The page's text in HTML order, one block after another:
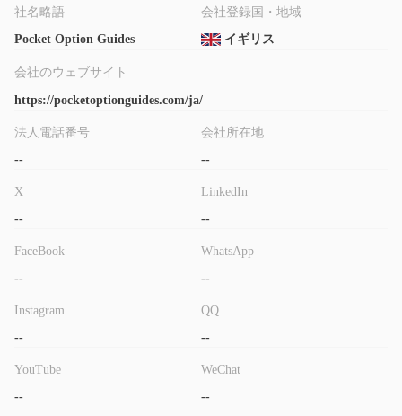
す。
初心者（＜$1,000）：
基本的な取引ツールにアクセスできる
レーダー向けで、エクスプレストレードへのアクセスが特徴で
す。グル（$10,000以上）：アクティブなユーザー向けで、
優先サポートとより高い取引限度額を提供します。
（$100,000以上）：
トップレベルのプロトレーダー向けで、
すべてのVIP特典に加えて独占的なオファーが含まれています。
取引プラットフォーム
Pocket Option Guidesは、取引のためのPocket Optionアプリを
提供しており、Androidアプリ、PCおよびモバイルと互換性のあ
社名略語
Pocket Option Guides
会社登録国・地域
イギリス
会社のウェブサイト
https://pocketoptionguides.com/ja/
法人電話番号
--
X
--
FaceBook
--
Instagram
--
YouTube
--
会社所在地
--
LinkedIn
--
WhatsApp
--
QQ
--
WeChat
--